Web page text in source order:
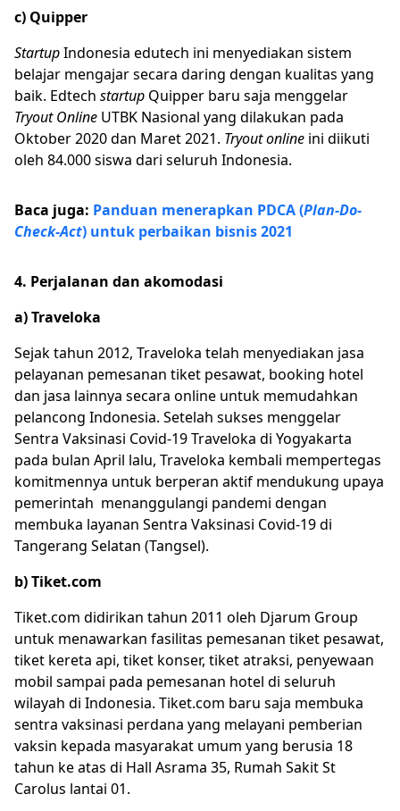
c) Quipper
StartupIndonesia edutech ini menyediakan sistem
belajar mengajar secara daring dengan kualitas yang
baik. Edtech startup Quipper baru saja menggelar
Tryout Online UTBK Nasional yang dilakukan pada
Oktober 2020 dan Maret 2021. Tryout online ini diikuti
oleh 84.000 siswa dari seluruh Indonesia.
Baca juga: Panduan menerapkan PDCA (Plan-Do-
Check-Act) untuk perbaikan bisnis 2021
4. Perjalanan dan akomodasi
a) Traveloka
Sejak tahun 2012, Traveloka telah menyediakan jasa
pelayanan pemesanan tiket pesawat, booking hotel
dan jasa lainnya secara online untuk memudahkan
pelancong Indonesia. Setelah sukses menggelar
Sentra Vaksinasi Covid-19 Traveloka di Yogyakarta
pada bulan April lalu, Traveloka kembali mempertegas
komitmennya untuk berperan aktif mendukung upaya
pemerintah menanggulangi pandemi dengan
membuka layanan Sentra Vaksinasi Covid-19 di
Tangerang Selatan (Tangsel).
b) Tiket.com
Tiket.com didirikan tahun 2011 oleh Djarum Group
untuk menawarkan fasilitas pemesanan tiket pesawat,
tiket kereta api, tiket konser, tiket atraksi, penyewaan
mobil sampai pada pemesanan hotel di seluruh
wilayah di Indonesia. Tiket.com baru saja membuka
sentra vaksinasi perdana yang melayani pemberian
vaksin kepada masyarakat umum yang berusia 18
tahun ke atas di Hall Asrama 35, Rumah Sakit St
Carolus lantai 01.